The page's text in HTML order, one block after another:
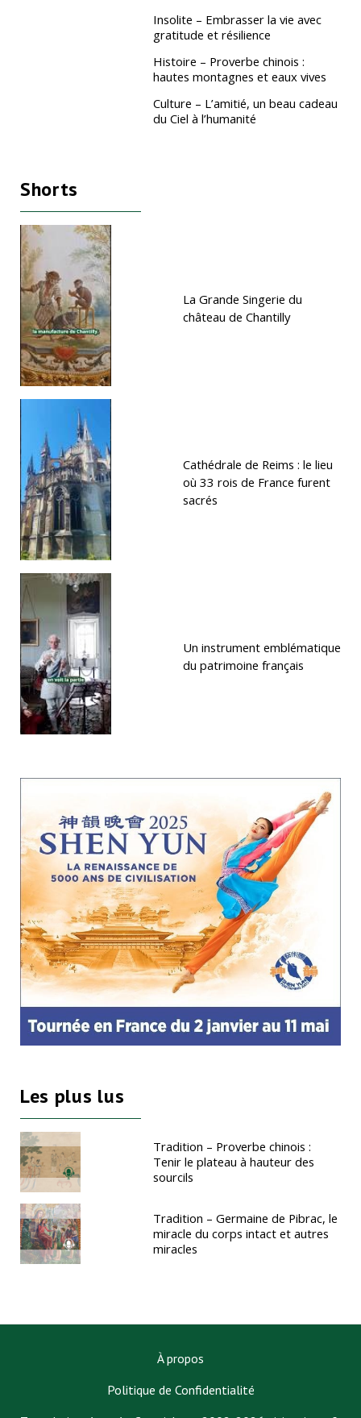
Insolite – Embrasser la vie avec
gratitude et résilience
Histoire – Proverbe chinois :
hautes montagnes et eaux vives
Culture – L’amitié, un beau cadeau
du Ciel à l’humanité
Shorts
La Grande Singerie du
château de Chantilly
Cathédrale de Reims : le lieu
où 33 rois de France furent
sacrés
Un instrument emblématique
du patrimoine français
Les plus lus
Tradition – Proverbe chinois :
Tenir le plateau à hauteur des
sourcils
Tradition – Germaine de Pibrac, le
miracle du corps intact et autres
miracles
À propos
Politique de Confidentialité